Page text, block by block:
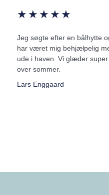
★ ★ ★ ★ ★
Jeg søgte efter en bålhytte
har været mig behjælpelig
ude i haven. Vi glæder
over sommer.
Lars Enggaard